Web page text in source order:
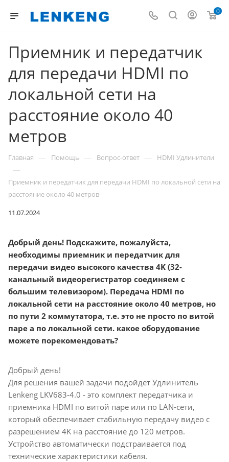
0
Приемник и передатчик
для передачи HDMI по
локальной сети на
расстояние около 40
метров
Главная — Помощь — Вопрос-ответ — HDMI Удлинители
—
Приемник и передатчик для передачи HDMI по локальной сети на
расстояние около 40 метров
11.07.2024
Добрый день! Подскажите, пожалуйста,
необходимы приемник и передатчик для
передачи видео высокого качества 4K (32-
канальный видеорегистратор соединяем с
большим телевизором). Передача HDMI по
локальной сети на расстояние около 40 метров, но
по пути 2 коммутатора, т.е. это не просто по витой
паре а по локальной сети. какое оборудование
можете порекомендовать?
Добрый день!
Для решения вашей задачи подойдет Удлинитель
Lenkeng LKV683-4.0 - это комплект передатчика и
приемника HDMI по витой паре или по LAN-сети,
который обеспечивает стабильную передачу видео с
разрешением 4K на расстояние до 120 метров.
Устройство автоматически подстраивается под
технические характеристики кабеля.